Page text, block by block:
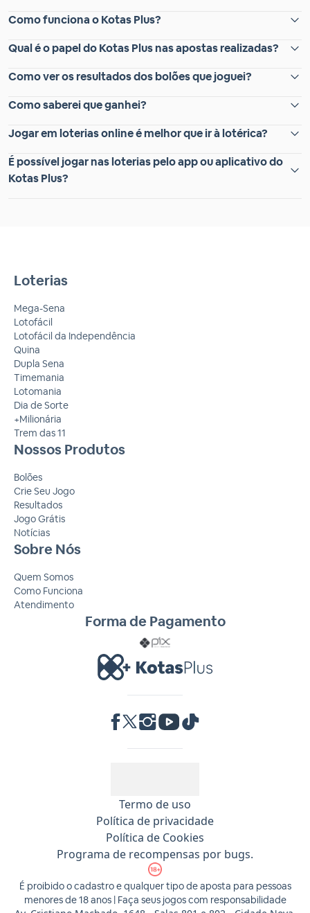
Como funciona o Kotas Plus?
Qual é o papel do Kotas Plus nas apostas realizadas?
Como ver os resultados dos bolões que joguei?
Como saberei que ganhei?
Jogar em loterias online é melhor que ir à lotérica?
É possível jogar nas loterias pelo app ou aplicativo do
Kotas Plus?
Loterias
Mega-Sena
Lotofácil
Lotofácil da Independência
Quina
Dupla Sena
Timemania
Lotomania
Dia de Sorte
+Milionária
Trem das 11
Nossos Produtos
Bolões
Crie Seu Jogo
Resultados
Jogo Grátis
Notícias
Sobre Nós
Quem Somos
Como Funciona
Atendimento
Forma de Pagamento
Termo de uso
Política de privacidade
Política de Cookies
Programa de recompensas por bugs.
É proibido o cadastro e qualquer tipo de aposta para pessoas
menores de 18 anos | Faça seus jogos com responsabilidade